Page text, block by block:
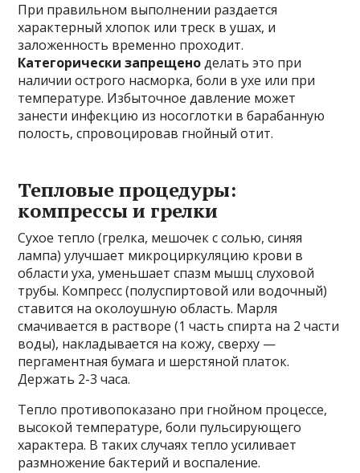
При правильном выполнении раздается
характерный хлопок или треск в ушах, и
заложенность временно проходит.
Категорически запрещеноделать это при
наличии острого насморка, боли в ухе или при
температуре. Избыточное давление может
занести инфекцию из носоглотки в барабанную
полость, спровоцировав гнойный отит.
Тепловые процедуры:
компрессы и грелки
Сухое тепло (грелка, мешочек с солью, синяя
лампа) улучшает микроциркуляцию крови в
области уха, уменьшает спазм мышц слуховой
трубы. Компресс (полуспиртовой или водочный)
ставится на околоушную область. Марля
смачивается в растворе (1 часть спирта на 2 части
воды), накладывается на кожу, сверху —
пергаментная бумага и шерстяной платок.
Держать 2-3 часа.
Тепло противопоказано при гнойном процессе,
высокой температуре, боли пульсирующего
характера. В таких случаях тепло усиливает
размножение бактерий и воспаление.